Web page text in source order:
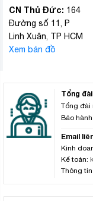
CN Thủ Đức: 164
Đường số 11, P
Linh Xuân, TP HCM
Xem bản đồ
Tổng
Tổng đài
Bảo
Email
Kinh
Kế toán:
Thông